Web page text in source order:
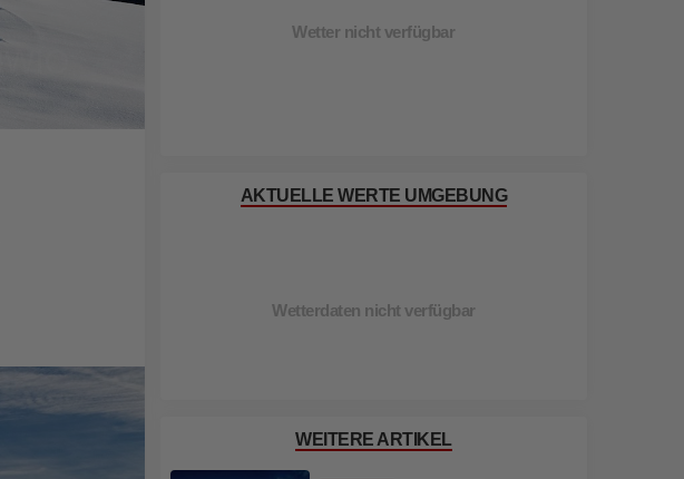
Wetter nicht verfügbar
AKTUELLE WERTE UMGEBUNG
Wetterdaten nicht verfügbar
WEITERE ARTIKEL